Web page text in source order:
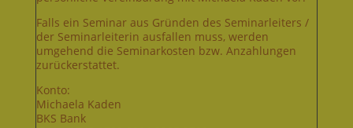
Falls ein Seminar aus Gründen des Seminarleiters /
der Seminarleiterin ausfallen muss, werden
umgehend die Seminarkosten bzw. Anzahlungen
zurückerstattet.
Konto:
Michaela Kaden
BKS Bank